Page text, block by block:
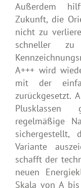
Außerdem
Zukunft, die
nicht zu
schneller
A+++ wird
mit der
zurückgesetzt.
Plusklassen
regelmäßige
sichergestellt,
Variante
schafft der
neuen
Skala von A